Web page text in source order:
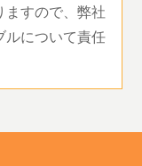
ますので、弊社
ルについて責任